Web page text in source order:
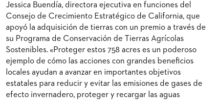
Jessica Buendía, directora ejecutiva en funciones del
Consejo de Crecimiento Estratégico de California, que
apoyó la adquisición de tierras con un premio a través de
su Programa de Conservación de Tierras Agrícolas
Sostenibles. «Proteger estos 758 acres es un poderoso
ejemplo de cómo las acciones con grandes beneficios
locales ayudan a avanzar en importantes objetivos
estatales para reducir y evitar las emisiones de gases de
efecto invernadero, proteger y recargar las aguas